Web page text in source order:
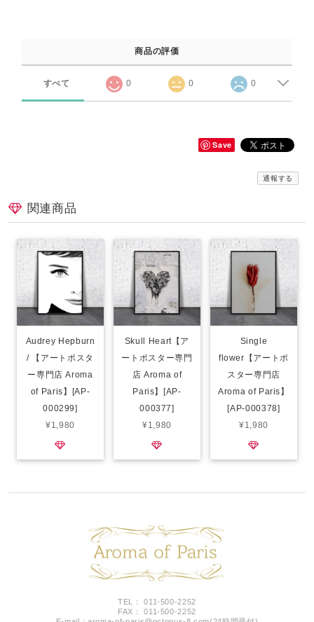
商品の評価
すべて 0 0 0
Save
通報する
関連商品
Audrey Hepburn
/ 【アートポスタ
ー専門店 Aroma
of Paris】[AP-
000299]
¥1,980
Skull Heart【ア
ートポスター専門
店 Aroma of
Paris】[AP-
000377]
¥1,980
Single
flower【アートポ
スター専門店
Aroma of Paris】
[AP-000378]
¥1,980
TEL： 011-500-2252
FAX： 011-500-2252